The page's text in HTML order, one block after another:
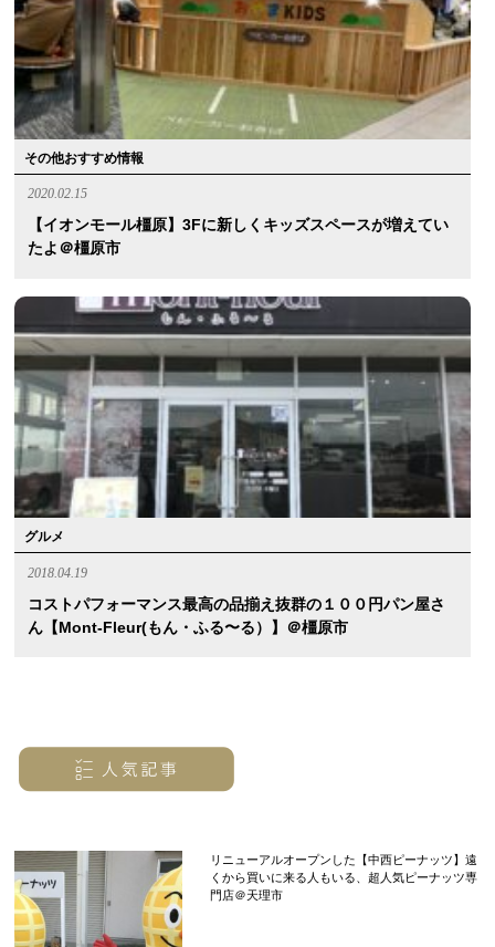
その他おすすめ情報
2020.02.15
【イオンモール橿原】3Fに新しくキッズスペースが増えてい
たよ＠橿原市
グルメ
2018.04.19
コストパフォーマンス最高の品揃え抜群の１００円パン屋さ
ん【mont-Fleur(もん・ふる〜る）】＠橿原市
リニューアルオープンした【中西ピーナッツ】遠
くから買いに来る人もいる、超人気ピーナッツ専
門店＠天理市